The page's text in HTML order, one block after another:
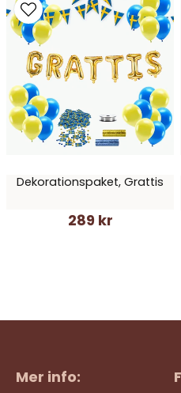
Dekorationspaket, Grattis
289 kr
Mer info: